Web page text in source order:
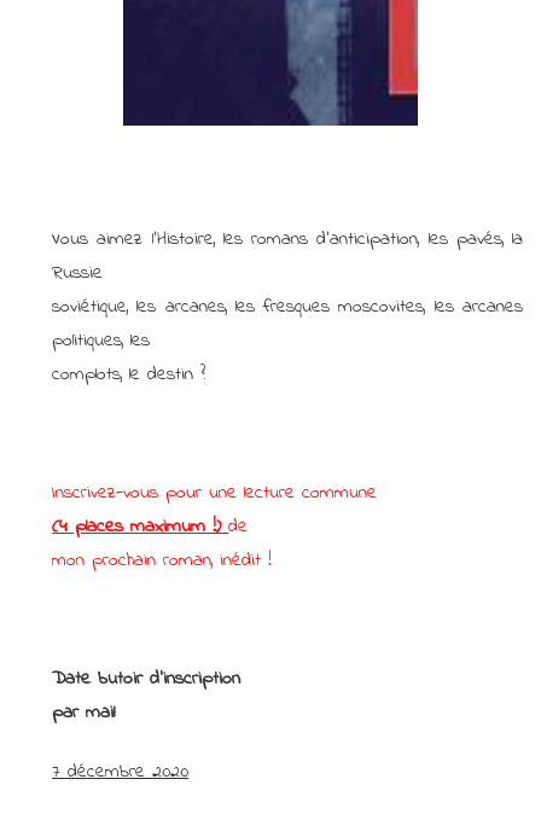
Vous aimez l’Histoire, les romans d’anticipation, les pavés, la
Russie
soviétique, les arcanes, les fresques moscovites, les arcanes
politiques, les
complots, le destin ?
Inscrivez-vous pour une lecture commune
(4 places maximum !)de
mon prochain roman, inédit !
Date butoir d’inscription
par mail:
7 décembre 2020